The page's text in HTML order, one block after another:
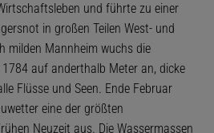
und führte zu einer
in großen Teilen West- und
milden Mannheim wuchs die
auf anderthalb Meter an, dicke
Flüsse und Seen. Ende Februar
eine der größten
Neuzeit aus. Die Wassermassen